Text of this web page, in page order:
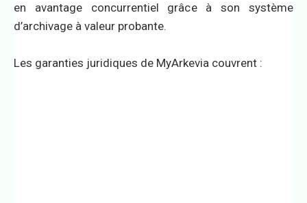
en avantage concurrentiel grâce à son système
d’archivage à valeur probante.
Les garanties juridiques de MyArkevia couvrent :